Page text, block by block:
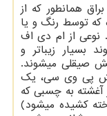
همانطور که از
که توسط رنگ و یا
از ام دی اف
بسیار زیباتر و
صیقلی می­شوند.
پی وی سی، یک
آغشته به چسبی که
کشیده می­شود)